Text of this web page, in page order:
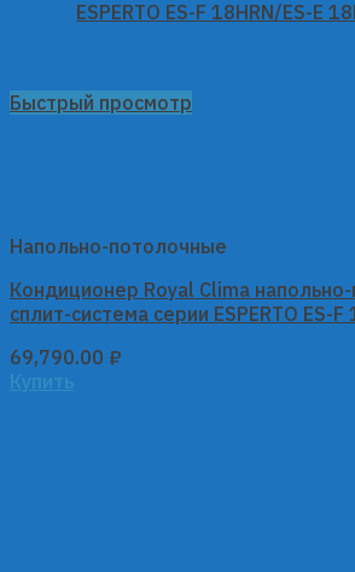
Быстрый просмотр
Напольно-потолочные
Кондиционер Royal Clima
сплит-система серии ESPERTO ES-F
69,790.00 ₽
Купить